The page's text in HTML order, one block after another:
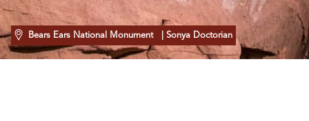
Bears Ears National Monument | Sonya Doctorian